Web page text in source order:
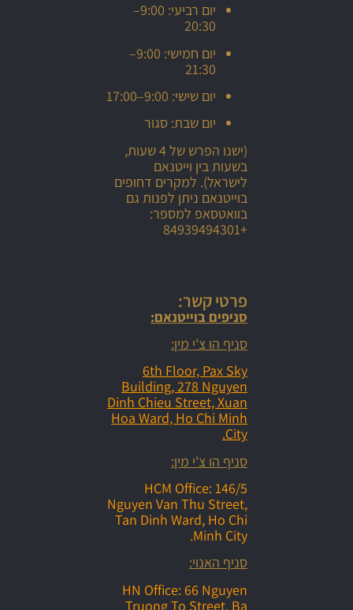
רכיבה בנוף ההררי של דרום וייטנאם - טבע ונוף
דא נאנג וייטנאם מלונות נןפש מהיפים בעולם
חופים של דא נאנג במרכז וייטנאם | סוכנות נסיעות
בדרך לגבול וייטנאם וסין, מים , הרים וירוק עד
הא לונג ביי כמעט אלפיים איים פזורים במפרץ
המצודה הצרפית בהא ג'יאנג , צפון וייטנאם, גבול סין
המראה מהו צ'י מין סיטי וייטנאם
דא נאנג וייטנאם פארק השעשועים
שדה התעופה סייגון
מצחצחי הנעליים בוייטנאם
שדה התעופה בוויטנאם
שייט מרהיב בפלא העולם - מפרץ הא לונג ביי
silk hotel hoi an
יום רביעי: 9:00–
20:30
יום חמישי: 9:00–
21:30
יום שישי: 9:00–17:00
יום שבת: סגור
(ישנו הפרש של 4 שעות,
בשעות בין וייטנאם
לישראל). למקרים דחופים
בוייטנאם ניתן לפנות גם
בוואטסאפ למספר:
+84939494301
פרטי קשר:
סניפים בוייטנאם:
סניף הו צ'י מין:
6th Floor, Pax Sky
Building, 278 Nguyen
Dinh Chieu Street, Xuan
Hoa Ward, Ho Chi Minh
City.
סניף הו צ'י מין:
HCM Office: 146/5
Nguyen Van Thu Street,
Tan Dinh Ward, Ho Chi
Minh City.
סניף האנוי:
HN Office: 66 Nguyen
Truong To Street, Ba